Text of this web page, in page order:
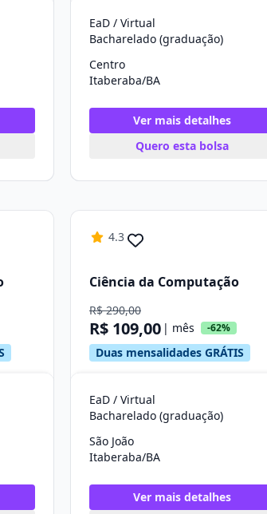
EaD / Virtual
Bacharelado (graduação)
Centro
Itaberaba/BA
Ver mais detalhes
Quero esta bolsa
4.3
Ciência da Computação
R$ 290,00
R$ 109,00 | mês -62%
Duas mensalidades GRÁTIS
EaD / Virtual
Bacharelado (graduação)
São João
Itaberaba/BA
Ver mais detalhes